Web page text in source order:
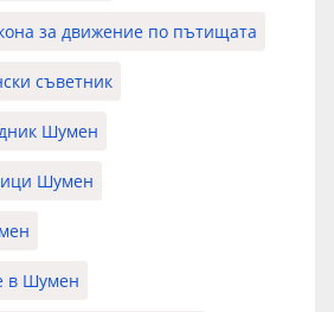
за движение по пътищата
съветник
Шумен
Шумен
в Шумен